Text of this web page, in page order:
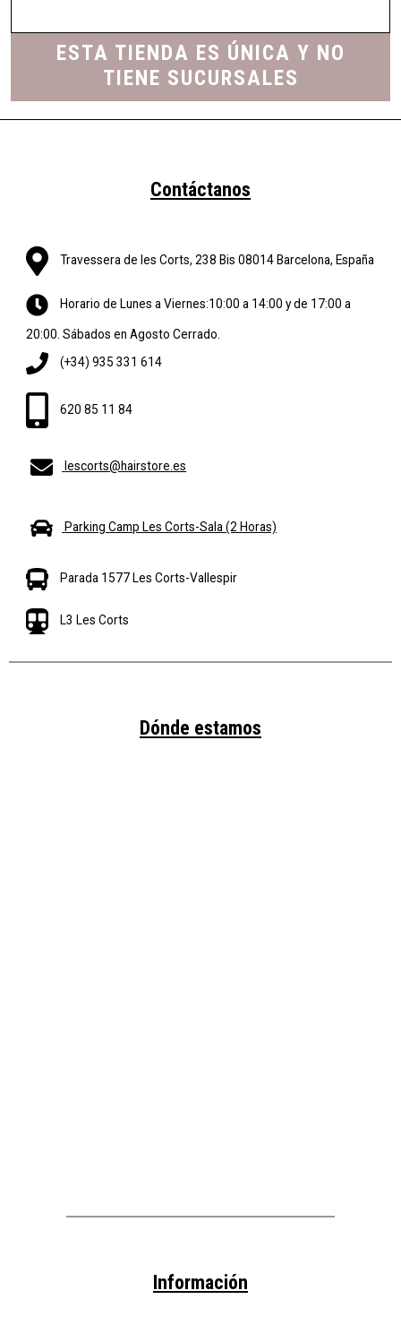
ESTA TIENDA ES ÚNICA Y NO
TIENE SUCURSALES
Contáctanos
Travessera de les Corts, 238 Bis 08014 Barcelona, España
Horario de Lunes a Viernes:10:00 a 14:00 y de 17:00 a
20:00. Sábados en Agosto Cerrado.
(+34) 935 331 614
620 85 11 84
lescorts@hairstore.es
Parking Camp Les Corts-Sala (2 Horas)
Parada 1577 Les Corts-Vallespir
L3 Les Corts
Dónde estamos
Información